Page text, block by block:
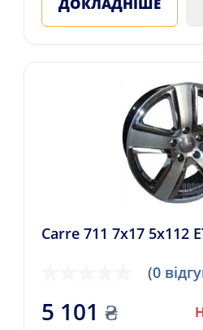
ДОКЛАДНІШЕ
Carre 711 7x17 5x112
(0
5 101 ₴